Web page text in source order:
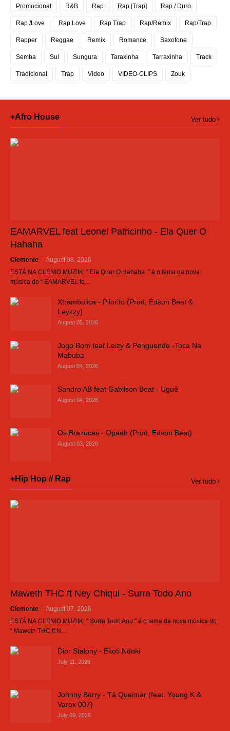
Promocional R&B Rap Rap [Trap] Rap / Duro
Rap /Love Rap Love Rap Trap Rap/Remix Rap/Trap
Rapper Reggae Remix Romance Saxofone
Semba Sul Sungura Taraxinha Tarraxinha Track
Tradicional Trap Video VIDEO-CLIPS Zouk
+Afro House Ver tudo
EAMARVEL feat Leonel Patricinho - Ela Quer O
Hahaha
Clemente - August 08, 2026
ESTÁ NA CLENIO MUZIIK: “ Ela Quer O Hahaha ” é o tema da nova
música do “ EAMARVEL fe…
Xtrambolica - Pilorito (Prod, Edson Beat &
Leyzzy)
August 05, 2026
Jogo Bom feat Leizy & Penguende -Toca Na
Mabuba
August 04, 2026
Sandro AB feat Gabilson Beat - Uguê
August 04, 2026
Os Brazucas - Opaah (Prod, Edson Beat)
August 03, 2026
+Hip Hop // Rap Ver tudo
Maweth THC ft Ney Chiqui - Surra Todo Ano
Clemente - August 07, 2026
ESTÁ NA CLENIO MUZIIK: “ Surra Todo Ano ” é o tema da nova música do
“ Maweth THC ft N…
Dior Stalony - Ekoti Ndoki
July 11, 2026
Johnny Berry - Tá Queimar (feat. Young K &
Varox 007)
July 09, 2026